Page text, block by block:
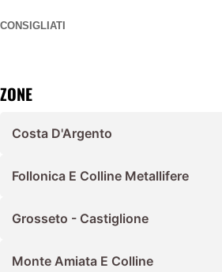
CONSIGLIATI
ZONE
Costa D'Argento
Follonica E Colline Metallifere
Grosseto - Castiglione
Monte Amiata E Colline